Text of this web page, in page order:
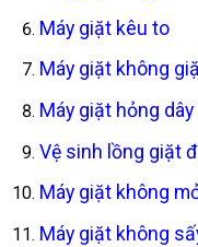
Máy giặt kêu to
Máy giặt không
Máy giặt hỏng
Vệ sinh lồng giặt
Máy giặt không
Máy giặt không